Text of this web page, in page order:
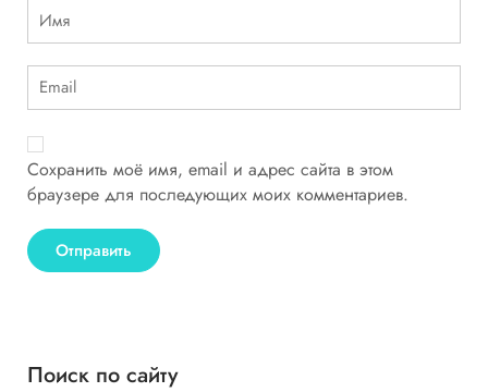
Сохранить моё имя, email и адрес сайта в этом
браузере для последующих моих комментариев.
Поиск по сайту